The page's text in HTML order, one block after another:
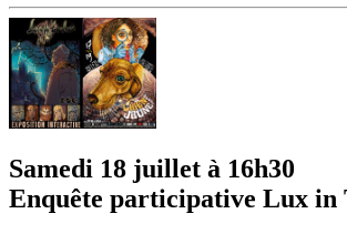
Samedi 18 juillet à 16h30
Enquête participative Lux in